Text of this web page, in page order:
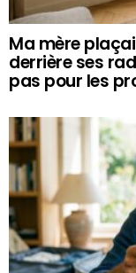
Ma mère
derrière ses
pas pour les